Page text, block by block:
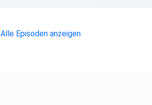
Alle Episoden anzeigen